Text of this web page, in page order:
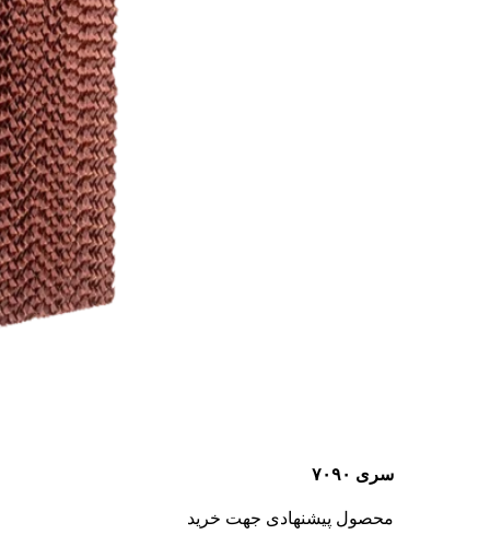
سری ۷۰۹۰
محصول پیشنهادی جهت خرید